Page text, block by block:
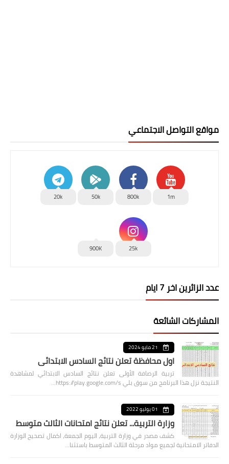
مواقع التواصل الاجتماعي
1m
800k
50k
20k
25k
900K
عدد الزائرين اخر 7 ايام
المشاركات الشائعة
21 مايو 2024
اول محافظة تعلن نتائج السادس الابتدائي
تربية الرصافة الأولى تعلن نتائج السادس الابتدائي لمشاهدة
النتيجة نزل هذا البرنامج من سوق بلي https://play.google.com/s…
01 يوليو 2022
وزارة التربية... تعلن نتائج امتحانات الثالث متوسط
كشف مصدر في وزارة التربية، اليوم الجمعة، اكمال تصحيح الوزارة
الدفاتر الامتحانية لجميع مواد مرحلة الثالث المتوسط باستثنا…